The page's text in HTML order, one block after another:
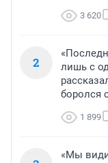
3 620
2
лишь с
боролся
1 899
«Мы